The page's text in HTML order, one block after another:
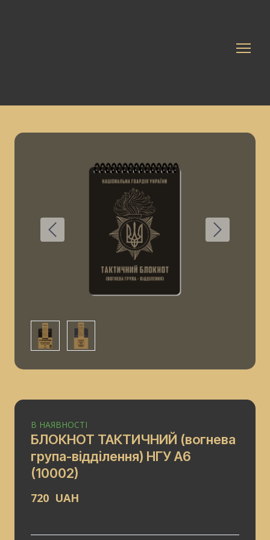
В НАЯВНОСТІ
БЛОКНОТ ТАКТИЧНИЙ (вогнева
група-відділення) НГУ А6
(10002)
720  UAH